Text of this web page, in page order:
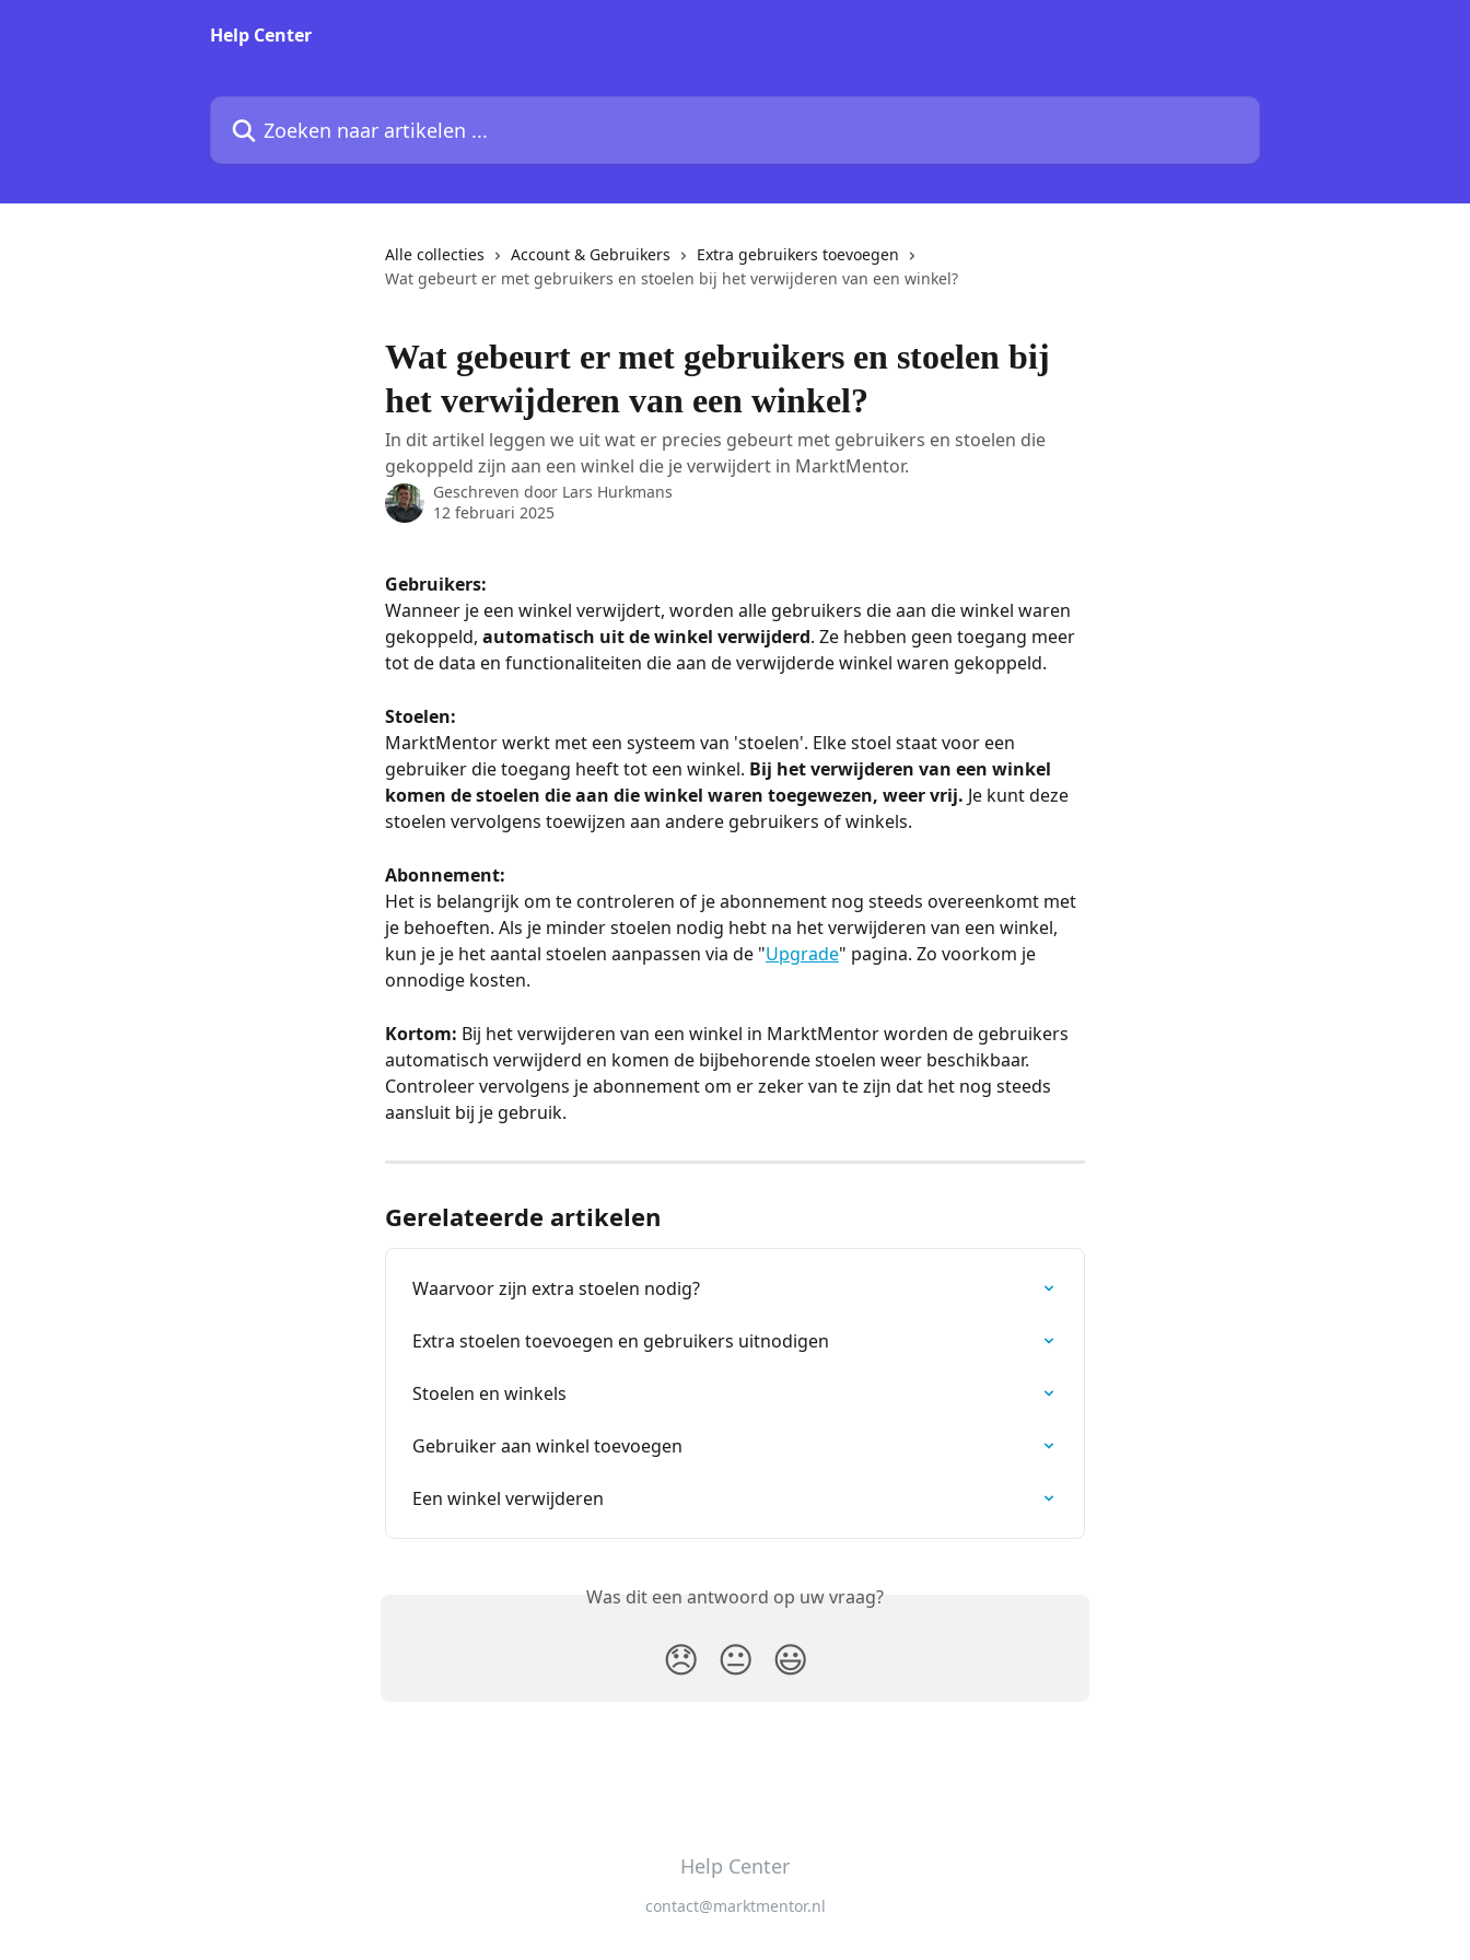
Help Center
Zoeken naar artikelen ...
Alle collecties Account & Gebruikers
Extra gebruikers toevoegen
Wat gebeurt er met gebruikers en stoelen bij het verwijderen van een winkel?
Wat gebeurt er met gebruikers en stoelen bij
het verwijderen van een winkel?
In dit artikel leggen we uit wat er precies gebeurt met gebruikers en stoelen die
gekoppeld zijn aan een winkel die je verwijdert in MarktMentor.
Geschreven door Lars Hurkmans
12 februari 2025
Gebruikers:
Wanneer je een winkel verwijdert, worden alle gebruikers die aan die winkel waren
gekoppeld, automatisch uit de winkel verwijderd. Ze hebben geen toegang meer
tot de data en functionaliteiten die aan de verwijderde winkel waren gekoppeld.
Stoelen:
MarktMentor werkt met een systeem van 'stoelen'. Elke stoel staat voor een
gebruiker die toegang heeft tot een winkel. Bij het verwijderen van een winkel
komen de stoelen die aan die winkel waren toegewezen, weer vrij. Je kunt deze
stoelen vervolgens toewijzen aan andere gebruikers of winkels.
Abonnement:
Het is belangrijk om te controleren of je abonnement nog steeds overeenkomt met
je behoeften. Als je minder stoelen nodig hebt na het verwijderen van een winkel,
kun je je het aantal stoelen aanpassen via de "Upgrade" pagina. Zo voorkom je
onnodige kosten.
Kortom: Bij het verwijderen van een winkel in MarktMentor worden de gebruikers
automatisch verwijderd en komen de bijbehorende stoelen weer beschikbaar.
Controleer vervolgens je abonnement om er zeker van te zijn dat het nog steeds
aansluit bij je gebruik.
Gerelateerde artikelen
Waarvoor zijn extra stoelen nodig?
Extra stoelen toevoegen en gebruikers uitnodigen
Stoelen en winkels
Gebruiker aan winkel toevoegen
Een winkel verwijderen
Was dit een antwoord op uw vraag?
😞 😐 😃
Help Center
contact@marktmentor.nl